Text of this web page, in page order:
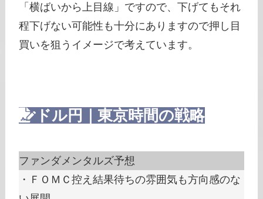
「横ばいから上目線」ですので、下げてもそれ
程下げない可能性も十分にありますので押し目
買いを狙うイメージで考えています。
ドル円｜東京時間の戦略
ファンダメンタルズ予想
・ＦＯＭＣ控え結果待ちの雰囲気も方向感のな